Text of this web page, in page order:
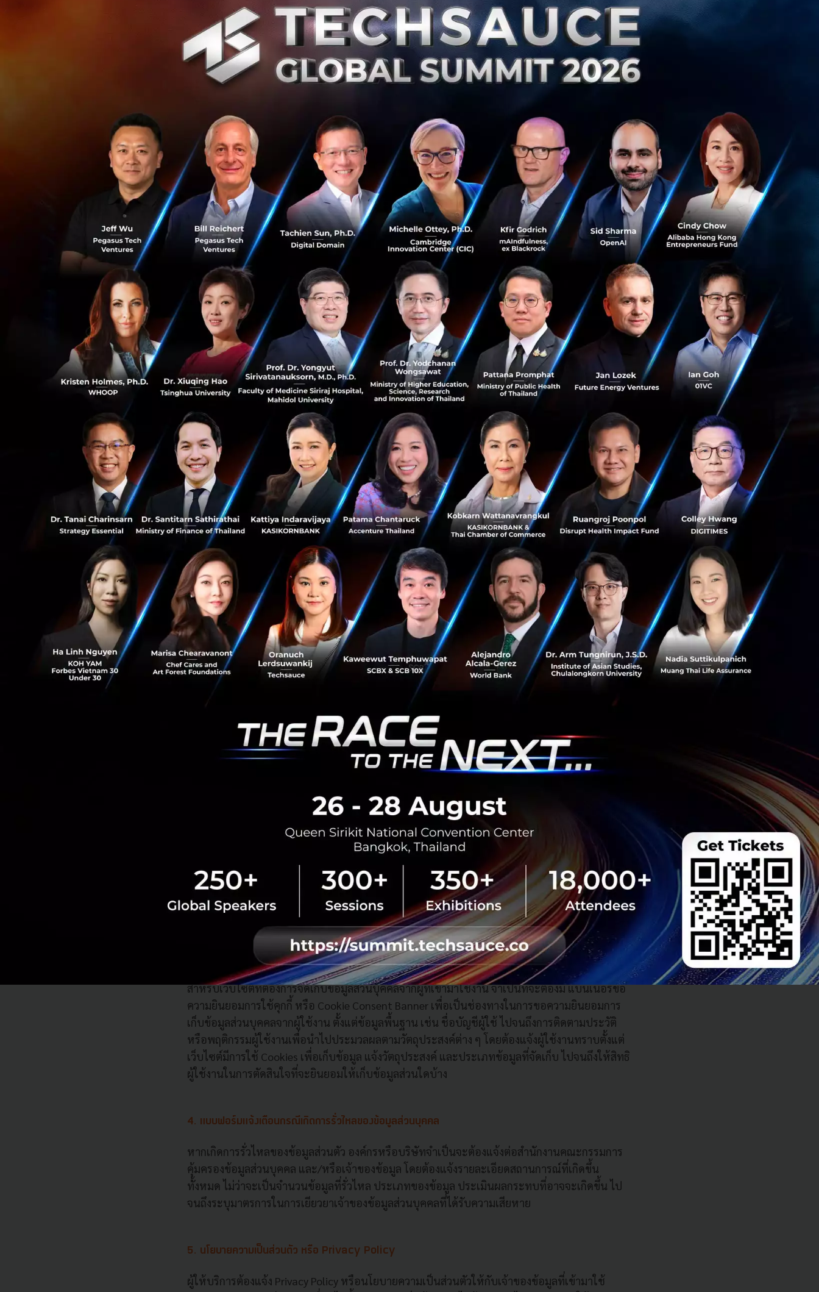
0
1
โดย PDPA ได้ให้สิทธิกับเจ้าของข้อมูลอย่างครอบคลุม เช่น การได้รับแจ้งว่าจะมีการเก็บข้อมูล สามารถ
แก้ไข คัดค้านการจัดเก็บ การระงับใช้ ไปจนถึงการขอลบข้อมูล โดย PDPA กำหนดระยะในการทำตาม
คำร้องขอใช้สิทธิจากเจ้าของข้อมูลภายใน 30 วัน
องค์กรที่ต้องการเก็บหรือใช้ประโยชน์ใดๆ จากข้อมูลส่วนบุคคล จำเป็นต้องดำเนินการตามหลักของ
PDPA โดยควรมีเอกสารและแบบฟอร์มต่างๆ เพื่อแจ้งวัตถุประสงค์ ขอ
ความยินยอมการเก็บข้อมูลจาก
เจ้าของข้อมูล (Consent) รวมไปถึงเตรียมช่องทางให้เจ้าของข้อมูลสามารถใช้สิทธิตาม PDPA ได้ โดย
เอกสารและแบบฟอร์มเหล่านี้จะสามารถทำผ่านกระดาษหรือระบบออนไลน์ก็ได้ สิ่งสำคัญคือการต้อง
ทำให้อ่านเข้าใจได้ง่าย ไม่ก่อให้เกิดความเข้าใจผิด และปราศจากนัยแอบแฝงโดยเงื่อนไขอื่นๆ แบบ
ฟอร์มต่างๆ ที่ควรต้องเตรียมมีดังต่อไปนี้
1. บันทึกกิจกรรมการประมวลผลข้อมูลส่วนบุคคล หรือ Record of Processing (ROP)
บันทึกกิจกรรมการประมวลผลข้อมูลส่วนบุคคล เป็นเอกสารที่จะบอกว่าองค์กรหรือบริษัทจัดเก็บข้อมูล
ส่วนบุคคลที่ไหนอย่างไร นำไปประมวลผลอย่างไรบ้าง วัตถุประสงค์คืออะไร ใครคือผู้เกี่ยวข้องบ้าง
นอกจากเป็นข้อกำหนดของ พ.ร.บ. เพื่อการตรวจสอบแล้ว การทำบันทึกกิจกรรมการประมวลผลข้อมูล
ส่วนบุคคล หรือ ROP จะช่วยให้องค์เห็นภาพรวมของกระบวนการในการประมวลผลข้อมูลทั้งหมด
สามารถปรับปรุงพัฒนาการนำข้อมูลไปใช้ได้อย่างมีประสิทธิภาพมากขึ้น
2. แบบฟอร์มการขอใช้สิทธิสำหรับเจ้าของข้อมูล
บริการมีหน้าที่ในการจัดเตรียมช่องทางให้เจ้าของข้อมูลสามารถยื่นคำร้องขอใช้สิทธิดังกล่าวได้ไม่ว่า
จะเป็นช่องทางใด ๆ ก็ตาม โดยองค์กรหรือผู้ให้บริการมีหน้าที่ต้องดำเนินการตามคำร้องขอภายใน 30
วันหลังจากได้รับคำขอ
บริการซึ่งเป็นเจ้าของข้อมูลสามารถมากรอกข้อมูลเพื่อยื่นคำร้องได้ แบบฟอร์มควรจะมีข้อมูลส่วน
บุคคลเบื้องต้น เช่น ชื่อ-นามสกุล เอกสารยืนยันตัวตน ระบุความสัมพันธ์กับบริษัทซึ่งเป็น
ข้อมูลส่วนบุคคล” (Data Controller)ไปจนถึงให้ระบุสิทธิที่ต้องการใช้
เมื่อได้รับคำขอใช้สิทธิ องค์กรสามารถพิจารณาว่าจะยอมรับแล้วดำเนินการตามคำร้อง หรือจะปฏิเสธ
คำขอโดยระบุเหตุผลที่ปฏิเสธไว้ในคำขอด้วย หากบริษัทปฏิเสธคำร้อง เจ้าของข้อมูลก็มีสิทธิยื่นเรื่อง
ให้คณะกรรมการคุ้มครองข้อมูลส่วนบุคคลตามกฎหมายพิจารณา
3. แบนเนอร์ขอความยินยอมการใช้คุกกี้ หรือ Cookie Consent Banner
สำหรับเว็บไซต์ที่ต้องการจัดเก็บข้อมูลส่วนบุคคลจากผู้ที่เข้ามาใช้งาน จำเป็นที่จะต้องมี แบนเนอร์ขอ
ความยินยอมการใช้คุกกี้ หรือ Cookie Consent Banner เพื่อเป็นช่องทางในการขอความยินยอมการ
เก็บข้อมูลส่วนบุคคลจากผู้ใช้งาน ตั้งแต่ข้อมูลพื้นฐาน เช่น ชื่อบัญชีผู้ใช้ ไปจนถึงการติดตามประวัติ
หรือพฤติกรรมผู้ใช้งานเพื่อนำไปประมวลผลตามวัตถุประสงค์ต่าง ๆ โดยต้องแจ้งผู้ใช้งานทราบตั้งแต่
เว็บไซต์มีการใช้ Cookies เพื่อเก็บข้อมูล แจ้งวัตถุประสงค์ และประเภทข้อมูลที่จัดเก็บ ไปจนถึงให้สิทธิ
ผู้ใช้งานในการตัดสินใจที่จะยินยอมให้เก็บข้อมูลส่วนใดบ้าง
4. แบบฟอร์มแจ้งเตือนกรณีเกิดการรั่วไหลของข้อมูลส่วนบุคคล
หากเกิดการรั่วไหลของข้อมูลส่วนตัว องค์กรหรือบริษัทจำเป็นจะต้องแจ้งต่อสำนักงานคณะกรรมการ
คุ้มครองข้อมูลส่วนบุคคล และ/หรือเจ้าของข้อมูล โดยต้องแจ้งรายละเอียดสถานการณ์ที่เกิดขึ้น
ทั้งหมด ไม่ว่าจะเป็นจำนวนข้อมูลที่รั่วไหล ประเภทของข้อมูล ประเมินผลกระทบที่อาจจะเกิดขึ้น ไป
จนถึงระบุมาตรการในการเยียวยาเจ้าของข้อมูลส่วนบุคคลที่ได้รับความเสียหาย
5. นโยบายความเป็นส่วนตัว หรือ Privacy Policy
ผู้ให้บริการต้องแจ้ง Privacy Policy หรือนโยบายความเป็นส่วนตัวให้กับเจ้าของข้อมูลที่เข้ามาใช้